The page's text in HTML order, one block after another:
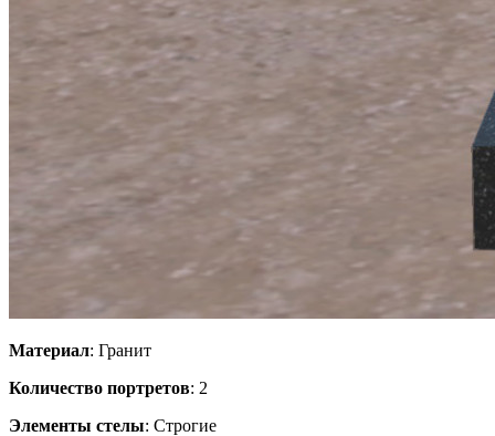
Материал: Гранит
Количество портретов: 2
Элементы стелы: Строгие